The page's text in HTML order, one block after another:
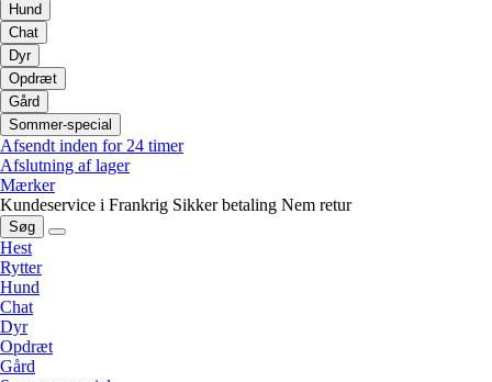
Hund
Chat
Dyr
Opdræt
Gård
Sommer-special
Afsendt inden for 24 timer
Afslutning af lager
Mærker
Kundeservice i Frankrig Sikker betaling Nem retur
Søg
Hest
Rytter
Hund
Chat
Dyr
Opdræt
Gård